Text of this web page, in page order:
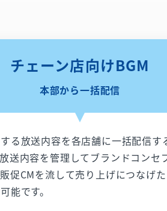
チェーン店向けBGM
本部から一括配信
る放送内容を各店舗に一括配信す
送内容を管理してブランドコンセ
促CMを流して売り上げにつなげ
能です。